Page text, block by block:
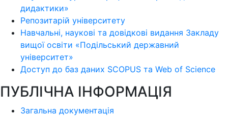
дидактики»
Репозитарій університету
Навчальні, наукові та довідкові видання Закладу
вищої освіти «Подільський державний
університет»
Доступ до баз даних SCOPUS та Web of Science
ПУБЛІЧНА ІНФОРМАЦІЯ
Загальна документація